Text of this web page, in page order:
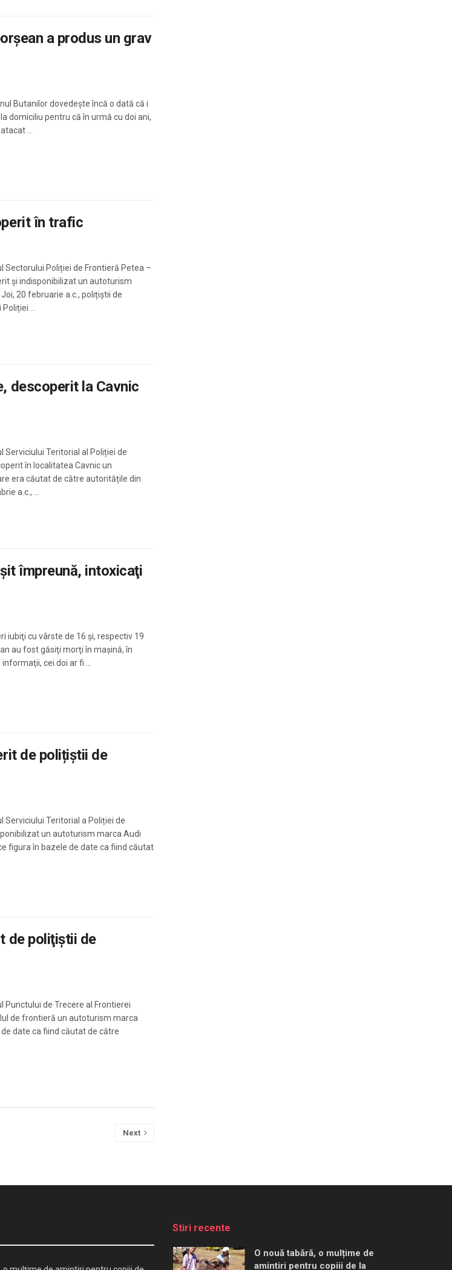
a produs un grav
Butanilor dovedește încă o dată că i
domiciliu pentru că în urmă cu doi ani,
...
în trafic
Sectorului Poliției de Frontieră Petea –
și indisponibilizat un autoturism
20 februarie a.c., polițiștii de
...
descoperit la Cavnic
Serviciului Teritorial al Poliției de
în localitatea Cavnic un
era căutat de către autoritățile din
a.c., ...
împreună, intoxicaţi
iubiţi cu vârste de 16 şi, respectiv 19
au fost găsiţi morţi în maşină, în
cei doi ar fi ...
de polițiștii de
Serviciului Teritorial a Poliției de
un autoturism marca Audi
figura în bazele de date ca fiind căutat
de poliţiştii de
Punctului de Trecere al Frontierei
de frontieră un autoturism marca
date ca fiind căutat de către
Next
Stiri recente
O nouă tabără, o mulțime de
amintiri pentru copiii de la